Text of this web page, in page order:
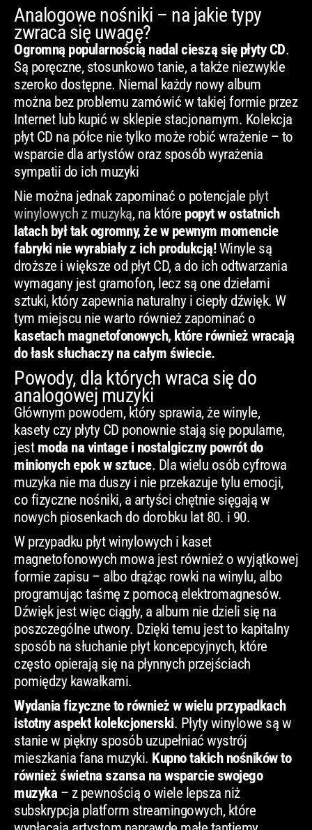
Analogowe nośniki – na jakie typy
zwraca się uwagę?
Ogromną popularnością nadal cieszą się płyty CD.
Są poręczne, stosunkowo tanie, a także niezwykle
szeroko dostępne. Niemal każdy nowy album
można bez problemu zamówić w takiej formie przez
Internet lub kupić w sklepie stacjonarnym. Kolekcja
płyt CD na półce nie tylko może robić wrażenie – to
wsparcie dla artystów oraz sposób wyrażenia
sympatii do ich muzyki
Nie można jednak zapominać o potencjale płyt
winylowych z muzyką, na które popyt w ostatnich
latach był tak ogromny, że w pewnym momencie
fabryki nie wyrabiały z ich produkcją!Winyle są
droższe i większe od płyt CD, a do ich odtwarzania
wymagany jest gramofon, lecz są one dziełami
sztuki, który zapewnia naturalny i ciepły dźwięk. W
tym miejscu nie warto również zapominać o
kasetach magnetofonowych, które również wracają
do łask słuchaczy na całym świecie.
Powody, dla których wraca się do
analogowej muzyki
Głównym powodem, który sprawia, że winyle,
kasety czy płyty CD ponownie stają się popularne,
jest moda na vintage i nostalgiczny powrót do
minionych epok w sztuce. Dla wielu osób cyfrowa
muzyka nie ma duszy i nie przekazuje tylu emocji,
co fizyczne nośniki, a artyści chętnie sięgają w
nowych piosenkach do dorobku lat 80. i 90.
W przypadku płyt winylowych i kaset
magnetofonowych mowa jest również o wyjątkowej
formie zapisu – albo drążąc rowki na winylu, albo
programując taśmę z pomocą elektromagnesów.
Dźwięk jest więc ciągły, a album nie dzieli się na
poszczególne utwory. Dzięki temu jest to kapitalny
sposób na słuchanie płyt koncepcyjnych, które
często opierają się na płynnych przejściach
pomiędzy kawałkami.
Wydania fizyczne to również w wielu przypadkach
istotny aspekt kolekcjonerski. Płyty winylowe są w
stanie w piękny sposób uzupełniać wystrój
mieszkania fana muzyki. Kupno takich nośników to
również świetna szansa na wsparcie swojego
muzyka– z pewnością o wiele lepsza niż
subskrypcja platform streamingowych, które